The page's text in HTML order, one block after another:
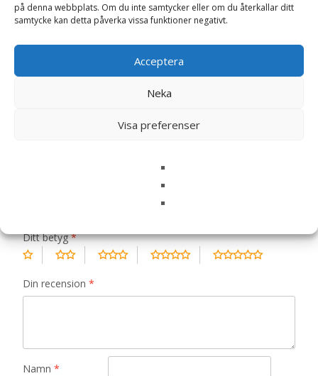
på denna webbplats. Om du inte samtycker eller om du återkallar ditt
samtycke kan detta påverka vissa funktioner negativt.
Acceptera
Neka
Visa preferenser
Recensioner (0)
Ditt betyg*
Din recension *
Namn *